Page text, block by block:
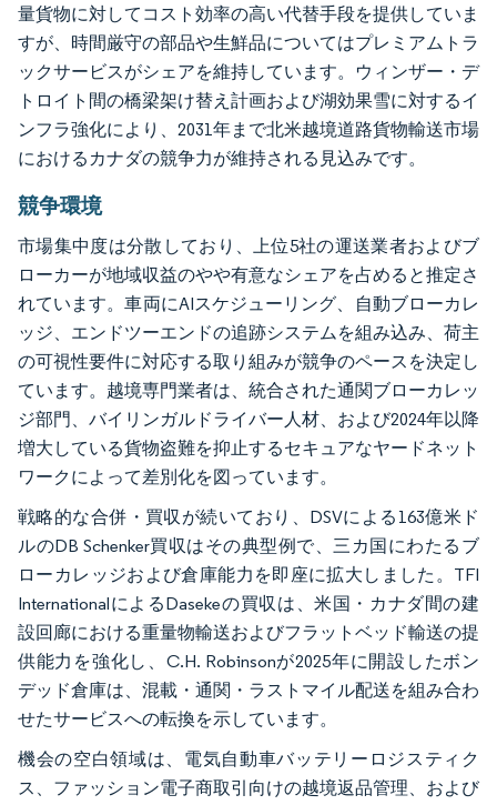
量貨物に対してコスト効率の高い代替手段を提供していま
すが、時間厳守の部品や生鮮品についてはプレミアムトラ
ックサービスがシェアを維持しています。ウィンザー・デ
トロイト間の橋梁架け替え計画および湖効果雪に対するイ
ンフラ強化により、2031年まで北米越境道路貨物輸送市場
におけるカナダの競争力が維持される見込みです。
競争環境
市場集中度は分散しており、上位5社の運送業者およびブ
ローカーが地域収益のやや有意なシェアを占めると推定さ
れています。車両にAIスケジューリング、自動ブローカレ
ッジ、エンドツーエンドの追跡システムを組み込み、荷主
の可視性要件に対応する取り組みが競争のペースを決定し
ています。越境専門業者は、統合された通関ブローカレッ
ジ部門、バイリンガルドライバー人材、および2024年以降
増大している貨物盗難を抑止するセキュアなヤードネット
ワークによって差別化を図っています。
戦略的な合併・買収が続いており、DSVによる163億米ド
ルのDB Schenker買収はその典型例で、三カ国にわたるブ
ローカレッジおよび倉庫能力を即座に拡大しました。TFI
InternationalによるDasekeの買収は、米国・カナダ間の建
設回廊における重量物輸送およびフラットベッド輸送の提
供能力を強化し、C.H. Robinsonが2025年に開設したボン
デッド倉庫は、混載・通関・ラストマイル配送を組み合わ
せたサービスへの転換を示しています。
機会の空白領域は、電気自動車バッテリーロジスティク
ス、ファッション電子商取引向けの越境返品管理、および